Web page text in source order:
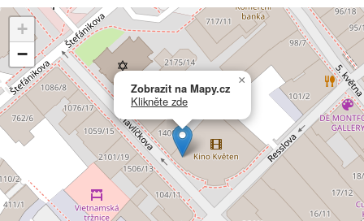
Zobrazit na Mapy.cz
Klikněte zde
×
+
−